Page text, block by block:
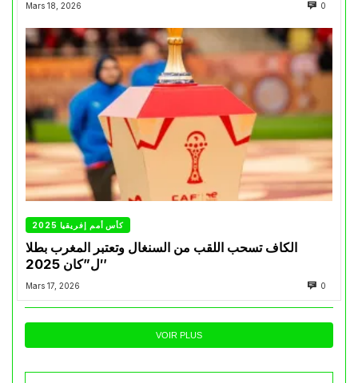
Mars 18, 2026 0
كأس أمم إفريقيا 2025
الكاف تسحب اللقب من السنغال وتعتبر المغرب بطلا
ل”كان 2025″
Mars 17, 2026 0
VOIR PLUS